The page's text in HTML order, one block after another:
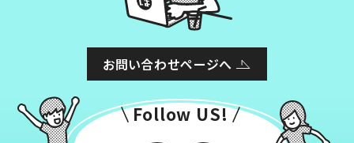
お問い合わせページへ
Follow US!